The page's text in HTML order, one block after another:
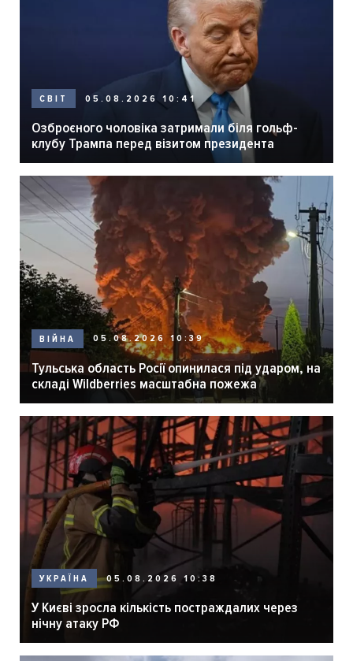
СВІТ 05.08.2026 10:41
Озброєного чоловіка затримали біля гольф-
клубу Трампа перед візитом президента
ВІЙНА 05.08.2026 10:39
Тульська область Росії опинилася під ударом, на
складі Wildberries масштабна пожежа
УКРАЇНА 05.08.2026 10:38
У Києві зросла кількість постраждалих через
нічну атаку РФ